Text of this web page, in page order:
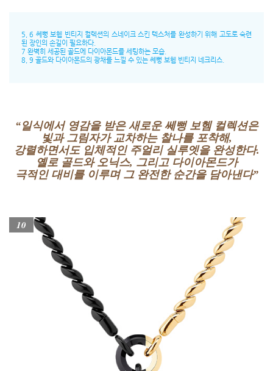
5, 6 쎄뻥 보헴 빈티지 컬렉션의 스네이크 스킨 텍스처를 완성하기 위해 고도로 숙련
된 장인의 손길이 필요하다.
7 완벽히 세공된 골드에 다이아몬드를 세팅하는 모습.
8, 9 골드와 다이아몬드의 광채를 느낄 수 있는 쎄뻥 보헴 빈티지 네크리스.
“일식에서 영감을 받은 새로운 쎄뻥 보헴 컬렉션은
빛과 그림자가 교차하는 찰나를 포착해,
강렬하면서도 입체적인 주얼리 실루엣을 완성한다.
옐로 골드와 오닉스, 그리고 다이아몬드가
극적인 대비를 이루며 그 완전한 순간을 담아낸다”
10